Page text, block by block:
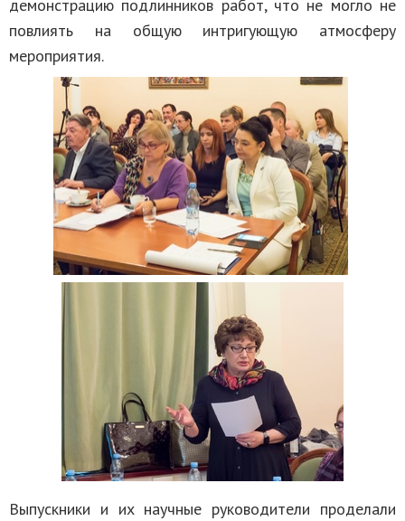
демонстрацию подлинников работ, что не могло не
повлиять на общую интригующую атмосферу
мероприятия.
Выпускники и их научные руководители проделали